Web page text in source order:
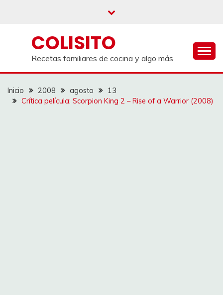
COLISITO
Recetas familiares de cocina y algo más
Inicio 2008 agosto
13
Crítica película: Scorpion King 2 – Rise of a Warrior (2008)